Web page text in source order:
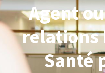
Agent
relations
Santé